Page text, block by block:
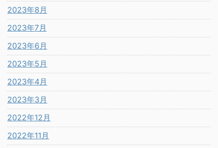
2023年8月
2023年7月
2023年6月
2023年5月
2023年4月
2023年3月
2022年12月
2022年11月